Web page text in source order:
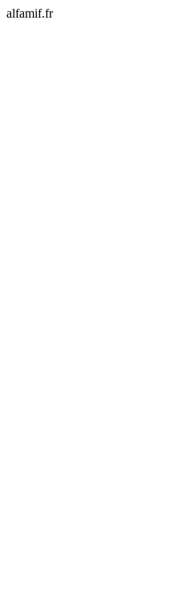
alfamif.fr